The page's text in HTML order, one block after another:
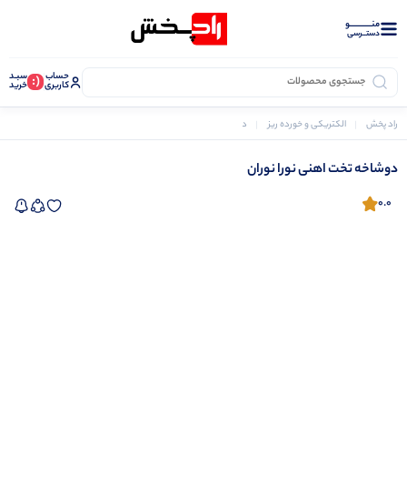
منــــــــــــو
دستــرسی
حساب
کاربری (: سبـد
خرید
راد پخش الکتریکی و خورده ریز دوشاخه و مادگی جات
دوشاخه تخت اهنی نورا نوران
0.0